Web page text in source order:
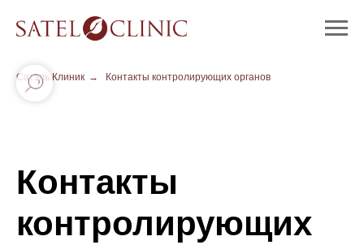
Сатэль Клиник → Контакты контролирующих органов
Контакты
контролирующих